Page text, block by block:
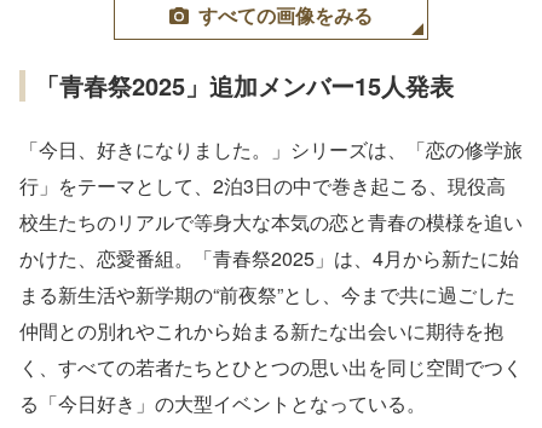
すべての画像をみる
「青春祭2025」追加メンバー15人発表
「今日、好きになりました。」シリーズは、「恋の修学旅
行」をテーマとして、2泊3日の中で巻き起こる、現役高
校生たちのリアルで等身大な本気の恋と青春の模様を追い
かけた、恋愛番組。「青春祭2025」は、4月から新たに始
まる新生活や新学期の“前夜祭”とし、今まで共に過ごした
仲間との別れやこれから始まる新たな出会いに期待を抱
く、すべての若者たちとひとつの思い出を同じ空間でつく
る「今日好き」の大型イベントとなっている。